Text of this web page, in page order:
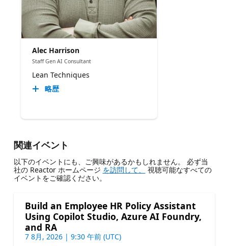
Alec Harrison
Staff Gen AI Consultant
Lean Techniques
略歴
関連イベント
以下のイベントにも、ご興味があるかもしれません。 必ず当
社の Reactor ホームページ を訪問して、
視聴可能なすべての
イベントをご確認ください。
Build an Employee HR Policy Assistant
Using Copilot Studio, Azure AI Foundry,
and RA
7 8月, 2026 | 9:30 午前 (UTC)